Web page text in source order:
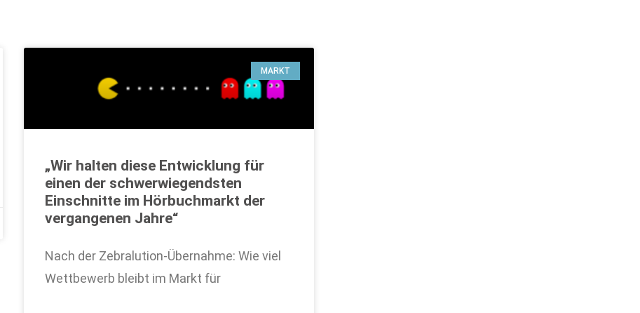
MARKT
„Wir halten diese Entwicklung für
einen der schwerwiegendsten
Einschnitte im Hörbuchmarkt der
vergangenen Jahre“
Nach der Zebralution-Übernahme: Wie viel
Wettbewerb bleibt im Markt für